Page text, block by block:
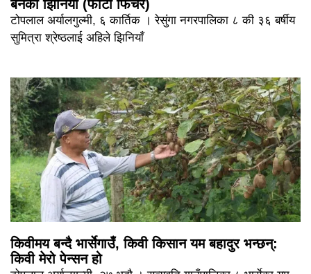
बनेका झिनियाँ (फोटो फिचर)
टोपलाल अर्यालगुल्मी, ६ कार्तिक । रेसुंगा नगरपालिका ८ की ३६ बर्षीय
सुमित्रा श्रेष्ठलाई अहिले झिनियाँ
किवीमय बन्दै भार्सेगाउँ, किवी किसान यम बहादुर भन्छन्:
किवी मेरो पेन्सन हो